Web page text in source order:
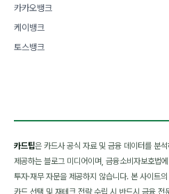
카카오뱅크
케이뱅크
토스뱅크
카드팁은 카드사 공식 자료 및 금융 데이터를 분
제공하는 블로그 미디어이며, 금융소비자보호법
투자·재무 자문을 제공하지 않습니다. 본 사이트